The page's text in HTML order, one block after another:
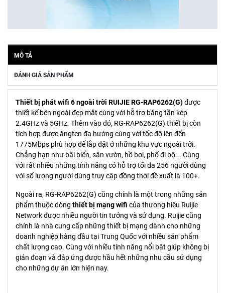
MÔ TẢ
ĐÁNH GIÁ SẢN PHẨM
Thiết bị phát wifi 6 ngoài trời RUIJIE RG-RAP6262(G)được
thiết kế bên ngoài đẹp mắt cùng với hỗ trợ băng tần kép
2.4GHz và 5GHz. Thêm vào đó, RG-RAP6262(G) thiết bị còn
tích hợp được ăngten đa hướng cùng với tốc độ lên đến
1775Mbps phù hợp để lắp đặt ở những khu vực ngoài trời.
Chẳng hạn như bãi biển, sân vườn, hồ bơi, phố đi bộ... Cùng
với rất nhiều những tính năng có hỗ trợ tối đa 256 người dùng
với số lượng người dùng truy cập đồng thời đề xuất là 100+.
Ngoài ra, RG-RAP6262(G) cũng chính là một trong những sản
phẩm thuộc dòng thiết bị mạng wifi của thương hiệu Ruijie
Network được nhiều người tin tưởng và sử dụng. Ruijie cũng
chính là nhà cung cấp những thiết bị mạng dành cho những
doanh nghiệp hàng đầu tại Trung Quốc với nhiều sản phẩm
chất lượng cao. Cùng với nhiều tính năng nổi bật giúp không bị
gián đoạn và đáp ứng được hầu hết những nhu cầu sử dụng
cho những dự án lớn hiện nay.